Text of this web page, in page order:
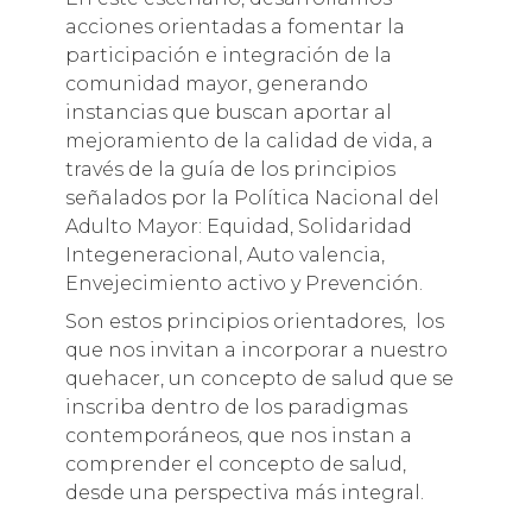
acciones orientadas a fomentar la
participación e integración de la
comunidad mayor, generando
instancias que buscan aportar al
mejoramiento de la calidad de vida, a
través de la guía de los principios
señalados por la Política Nacional del
Adulto Mayor: Equidad, Solidaridad
Integeneracional, Auto valencia,
Envejecimiento activo y Prevención.
Son estos principios orientadores, los
que nos invitan a incorporar a nuestro
quehacer, un concepto de salud que se
inscriba dentro de los paradigmas
contemporáneos, que nos instan a
comprender el concepto de salud,
desde una perspectiva más integral.